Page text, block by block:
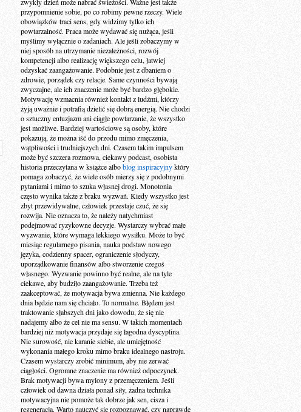
przypomnienie sobie, po co robimy pewne rzeczy. Wiele
obowiązków traci sens, gdy widzimy tylko ich
powtarzalność. Praca może wydawać się nużąca, jeśli
myślimy wyłącznie o zadaniach. Ale jeśli zobaczymy w
niej sposób na utrzymanie niezależności, rozwój
kompetencji albo realizację większego celu, łatwiej
odzyskać zaangażowanie. Podobnie jest z dbaniem o
zdrowie, porządek czy relacje. Same czynności bywają
zwyczajne, ale ich znaczenie może być bardzo głębokie.
Motywację wzmacnia również kontakt z ludźmi, którzy
żyją uważnie i potrafią dzielić się dobrą energią. Nie chodzi
o sztuczny entuzjazm ani ciągłe powtarzanie, że wszystko
jest możliwe. Bardziej wartościowe są osoby, które
pokazują, że można iść do przodu mimo zmęczenia,
wątpliwości i trudniejszych dni. Czasem takim impulsem
może być szczera rozmowa, ciekawy podcast, osobista
historia przeczytana w książce alboblog inspiracyjnyktóry
pomaga zobaczyć, że wiele osób mierzy się z podobnymi
pytaniami i mimo to szuka własnej drogi. Monotonia
często wynika także z braku wyzwań. Kiedy wszystko jest
zbyt przewidywalne, człowiek przestaje czuć, że się
rozwija. Nie oznacza to, że należy natychmiast
podejmować ryzykowne decyzje. Wystarczy wybrać małe
wyzwanie, które wymaga lekkiego wysiłku. Może to być
miesiąc regularnego pisania, nauka podstaw nowego
języka, codzienny spacer, ograniczenie słodyczy,
uporządkowanie finansów albo stworzenie czegoś
własnego. Wyzwanie powinno być realne, ale na tyle
ciekawe, aby budziło zaangażowanie. Trzeba też
zaakceptować, że motywacja bywa zmienna. Nie każdego
dnia będzie nam się chciało. To normalne. Błędem jest
traktowanie słabszych dni jako dowodu, że się nie
nadajemy albo że cel nie ma sensu. W takich momentach
bardziej niż motywacja przydaje się łagodna dyscyplina.
Nie surowość, nie karanie siebie, ale umiejętność
wykonania małego kroku mimo braku idealnego nastroju.
Czasem wystarczy zrobić minimum, aby nie zerwać
ciągłości. Ogromne znaczenie ma również odpoczynek.
Brak motywacji bywa mylony z przemęczeniem. Jeśli
człowiek od dawna działa ponad siły, żadna technika
motywacyjna nie pomoże tak dobrze jak sen, cisza i
regeneracja. Warto nauczyć się rozpoznawać, czy naprawdę